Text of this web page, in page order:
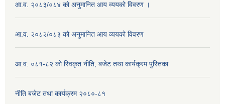
आ.व. २०८३/०८४ को अनुमानित आय व्ययको विवरण ।
आ.व. २०८२/०८३ को अनुमानित आय व्ययको विवरण
आ.व. ०८१-८२ को स्विकृत नीति, बजेट तथा कार्यक्रम पुस्तिका
नीति बजेट तथा कार्यक्रम २०८०-८१